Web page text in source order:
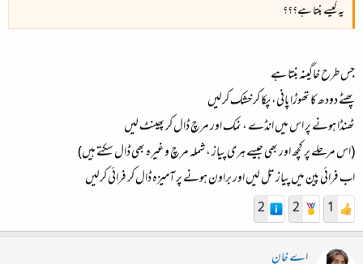
یہ کیسے بنتا ہے؟؟؟
جس طرح خاگینہ بنتا ہے
پھٹے دودھ کا تھوڑا پانی، پکا کر خشک کرلیں
ٹھنڈا ہونے پر اس میں انڈے ، نمک اور مرچ ڈال کر پھینٹ لیں
(اس مرحلے پر کچھ اور بھی جیسے ہری پیاز ، شملہ مرچ وغیرہ بھی ڈال سکتے ہیں)
اب فرائی پین میں پیاز تل لیں اور براون ہونے پر آمیزہ ڈال کر فرائی کرلیں
1
2
2
اے خان